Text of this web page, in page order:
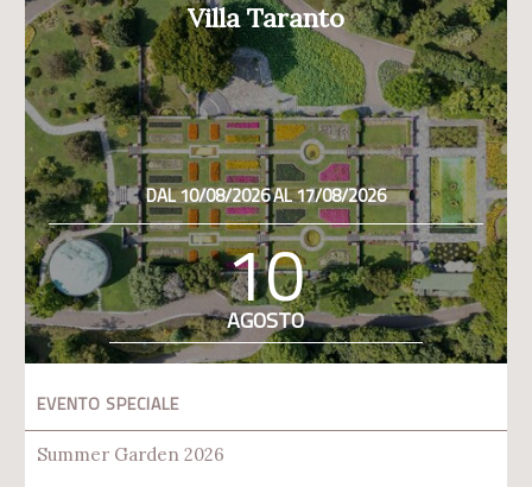
Villa Taranto
DAL 10/08/2026 AL 17/08/2026
10
AGOSTO
EVENTO SPECIALE
Summer Garden 2026